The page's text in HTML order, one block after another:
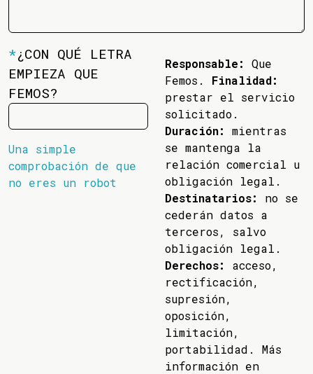
*¿CON QUÉ LETRA
EMPIEZA QUE
FEMOS?
Una simple
comprobación de que
no eres un robot
Responsable:
Que
Femos. Finalidad:
prestar el servicio
solicitado.
Duración:
mientras
se mantenga la
relación comercial u
obligación legal.
Destinatarios:
no se
cederán datos a
terceros, salvo
obligación legal.
Derechos:
acceso,
rectificación,
supresión,
oposición,
limitación,
portabilidad. Más
información en